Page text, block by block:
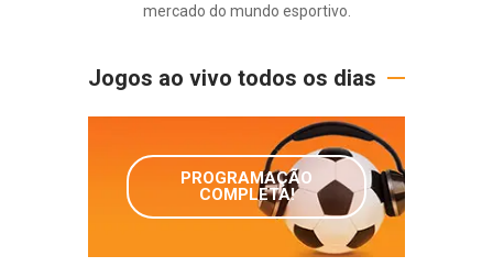
mercado do mundo esportivo.
Jogos ao vivo todos os dias
PROGRAMAÇÃO
COMPLETA!